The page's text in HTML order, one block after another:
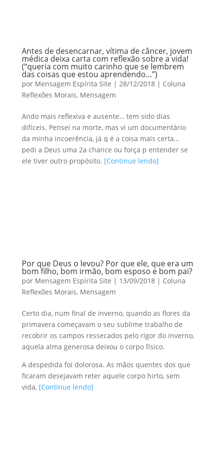
Antes de desencarnar, vítima de câncer, jovem
médica deixa carta com reflexão sobre a vida!
(“queria com muito carinho que se lembrem
das coisas que estou aprendendo…”)
por Mensagem Espírita Site | 28/12/2018| Coluna
Reflexões Morais, Mensagem
Ando mais reflexiva e ausente… tem sido dias
difíceis. Pensei na morte, mas vi um documentário
da minha incoerência, já q é a coisa mais certa…
pedi a Deus uma 2a chance ou força p entender se
ele tiver outro propósito. [Continue lendo]
Por que Deus o levou? Por que ele, que era um
bom filho, bom irmão, bom esposo e bom pai?
por Mensagem Espírita Site | 13/09/2018| Coluna
Reflexões Morais, Mensagem
Certo dia, num final de inverno, quando as flores da
primavera começavam o seu sublime trabalho de
recobrir os campos ressecados pelo rigor do inverno,
aquela alma generosa deixou o corpo físico.
A despedida foi dolorosa. As mãos quentes dos que
ficaram desejavam reter aquele corpo hirto, sem
vida, [Continue lendo]